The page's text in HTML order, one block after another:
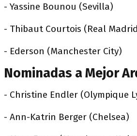
- Yassine Bounou (Sevilla)
- Thibaut Courtois (Real
- Ederson (Manchester City)
Nominadas a Mejor
- Christine Endler (Olympique
- Ann-Katrin Berger (Chelsea)